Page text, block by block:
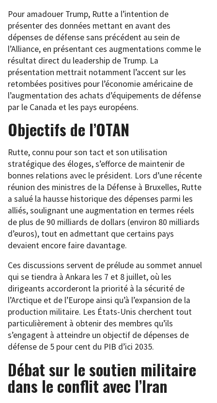
Pour amadouer Trump, Rutte a l’intention de
présenter des données mettant en avant des
dépenses de défense sans précédent au sein de
l’Alliance, en présentant ces augmentations comme le
résultat direct du leadership de Trump. La
présentation mettrait notamment l’accent sur les
retombées positives pour l’économie américaine de
l’augmentation des achats d’équipements de défense
par le Canada et les pays européens.
Objectifs de l’OTAN
Rutte, connu pour son tact et son utilisation
stratégique des éloges, s’efforce de maintenir de
bonnes relations avec le président. Lors d’une récente
réunion des ministres de la Défense à Bruxelles, Rutte
a salué la hausse historique des dépenses parmi les
alliés, soulignant une augmentation en termes réels
de plus de 90 milliards de dollars (environ 80 milliards
d’euros), tout en admettant que certains pays
devaient encore faire davantage.
Ces discussions servent de prélude au sommet annuel
qui se tiendra à Ankara les 7 et 8 juillet, où les
dirigeants accorderont la priorité à la sécurité de
l’Arctique et de l’Europe ainsi qu’à l’expansion de la
production militaire. Les États-Unis cherchent tout
particulièrement à obtenir des membres qu’ils
s’engagent à atteindre un objectif de dépenses de
défense de 5 pour cent du PIB d’ici 2035.
Débat sur le soutien militaire
dans le conflit avec l’Iran